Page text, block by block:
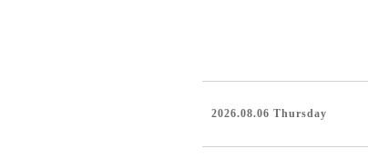
2026.08.06 Thursday